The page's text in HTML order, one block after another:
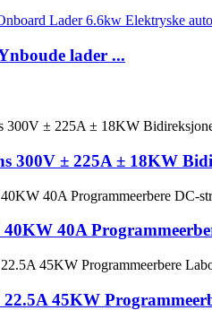
lader ...
300V ± 225A ± 18KW
40A
22.5A 45KW